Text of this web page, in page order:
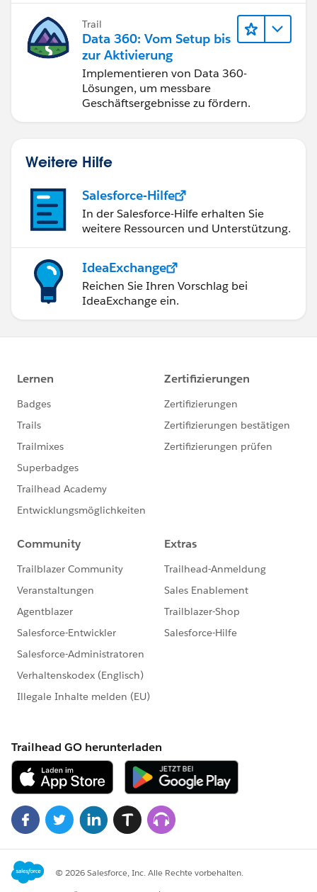
Trail
Data 360: Vom Setup bis
zur Aktivierung
Implementieren von Data 360-
Lösungen, um messbare
Geschäftsergebnisse zu fördern.
Weitere Hilfe
Salesforce-Hilfe
In der Salesforce-Hilfe erhalten Sie
weitere Ressourcen und Unterstützung.
IdeaExchange
Reichen Sie Ihren Vorschlag bei
IdeaExchange ein.